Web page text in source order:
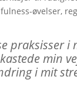
øvelser,
praksisser
min
i mit